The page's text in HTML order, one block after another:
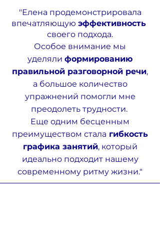
"Елена продемонстрировала
впечатляющую эффективность
своего подхода.
Особое внимание мы
уделяли формированию
правильной разговорной речи,
а большое количество
упражнений помогли мне
преодолеть трудности.
Еще одним бесценным
преимуществом стала гибкость
графика занятий, который
идеально подходит нашему
современному ритму жизни."